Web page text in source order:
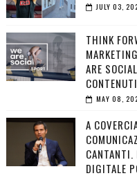
JULY 03,
THINK
ARE
MAY 08,
A
CANTANTI.
DIGITALE